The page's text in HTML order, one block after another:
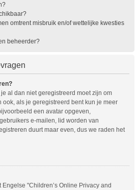
omtrent misbruik en/of wettelijke kwesties
beheerder?
al dan niet geregistreerd moet zijn om
ook, als je geregistreerd bent kun je meer
een avatar opgeven,
e-mailen, lid worden van
duurt maar even, dus we raden het
"Children’s Online Privacy and